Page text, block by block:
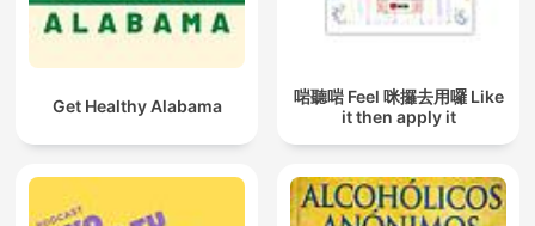
Get Healthy Alabama
啱聽啱 Feel 咪攞去用囉 Like
it then apply it